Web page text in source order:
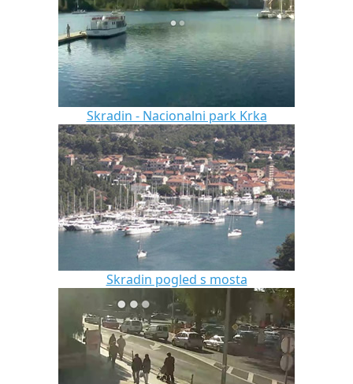
Skradin - Nacionalni park Krka
Skradin pogled s mosta